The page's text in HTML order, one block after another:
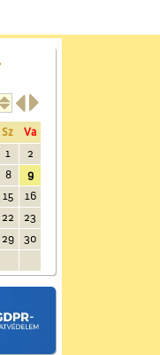

Sz
Va
1
2
8
9
15
16
22
23
29
30